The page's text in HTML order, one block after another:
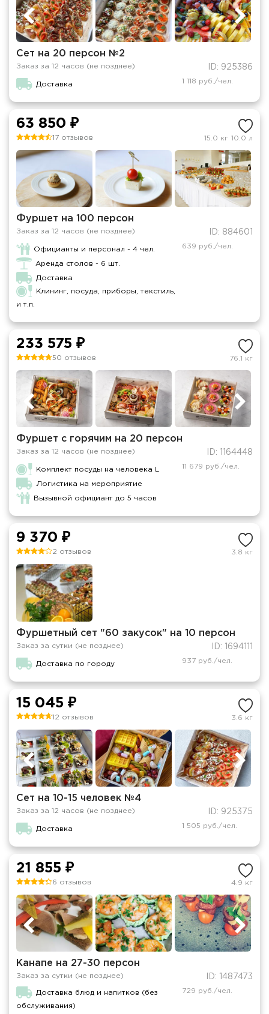
Сет на 20 персон №2
Заказ за 12 часов (не позднее) ID: 925386
Доставка 1 118 руб./чел.
63 850 ₽
17 отзывов 15.0 кг 10.0 л
Фуршет на 100 персон
Заказ за 12 часов (не позднее) ID: 884601
Официанты и персонал - 4 чел.
Аренда столов - 6 шт.
Доставка
Клининг, посуда, приборы, текстиль,
и т.п.
639 руб./чел.
233 575 ₽
50 отзывов 76.1 кг
Фуршет с горячим на 20 персон
Заказ за 12 часов (не позднее) ID: 1164448
Комплект посуды на человека L
Логистика на мероприятие
Вызывной официант до 5 часов
11 679 руб./чел.
9 370 ₽
2 отзывов 3.8 кг
Фуршетный сет "60 закусок" на 10 персон
Заказ за сутки (не позднее) ID: 1694111
Доставка по городу 937 руб./чел.
15 045 ₽
12 отзывов 3.6 кг
Сет на 10-15 человек №4
Заказ за 12 часов (не позднее) ID: 925375
Доставка 1 505 руб./чел.
21 855 ₽
6 отзывов 4.9 кг
Канапе на 27-30 персон
Заказ за сутки (не позднее) ID: 1487473
Доставка блюд и напитков (без
обслуживания)
729 руб./чел.